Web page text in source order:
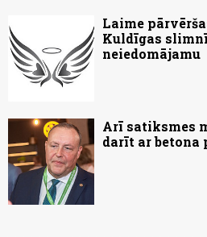
Laime
Kuldīgas
neiedomājamu
Arī satiksmes
darīt ar betona